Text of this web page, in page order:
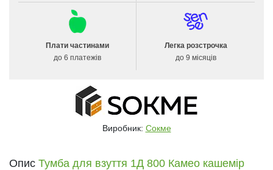
Плати частинами
до 6 платежів
Легка розстрочка
до 9 місяців
Виробник: Сокме
Опис Тумба для взуття 1Д 800 Камео кашемір